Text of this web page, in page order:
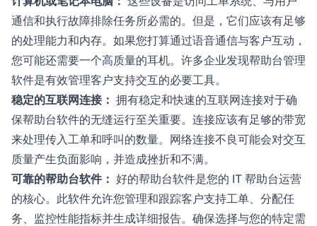
通信和执行故障排除任务所必需的。但是，它们应该有足够
的处理能力和内存。如果您打算通过语音通信与客户互动，
您可能还需要一个高质量的耳机。许多企业发现帮助台管理
软件是有效管理客户支持交互的必要工具。
稳定的互联网连接： 拥有稳定和快速的互联网连接对于确
保帮助台软件的无缝运行至关重要。连接应该有足够的带宽
来处理传入工单和呼叫的数量。网络连接不良可能会对交互
质量产生负面影响，并造成挫折和不满。
可靠的帮助台软件： 好的帮助台软件是您的 IT 帮助台运营
的核心。此软件允许您管理和跟踪客户支持工单、分配任
务、监控性能指标并生成详细报告。确保选择与您的特定需